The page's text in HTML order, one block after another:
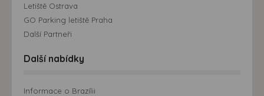
Letiště Ostrava
GO Parking letiště Praha
Další Partneři
Další nabídky
Informace o Brazílii